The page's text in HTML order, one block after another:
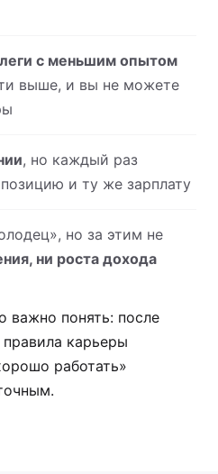
с меньшим опытом
выше, и вы не можете
, но каждый раз
и ту же зарплату
но за этим не
ни роста дохода
важно понять: после
карьеры
работать»